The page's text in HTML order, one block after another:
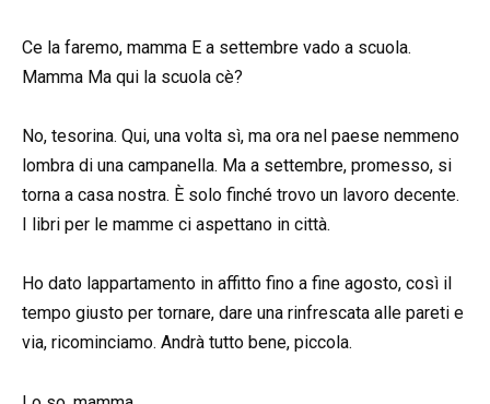
Ce la faremo, mamma E a settembre vado a scuola.
Mamma Ma qui la scuola cè?
No, tesorina. Qui, una volta sì, ma ora nel paese nemmeno
lombra di una campanella. Ma a settembre, promesso, si
torna a casa nostra. È solo finché trovo un lavoro decente.
I libri per le mamme ci aspettano in città.
Ho dato lappartamento in affitto fino a fine agosto, così il
tempo giusto per tornare, dare una rinfrescata alle pareti e
via, ricominciamo. Andrà tutto bene, piccola.